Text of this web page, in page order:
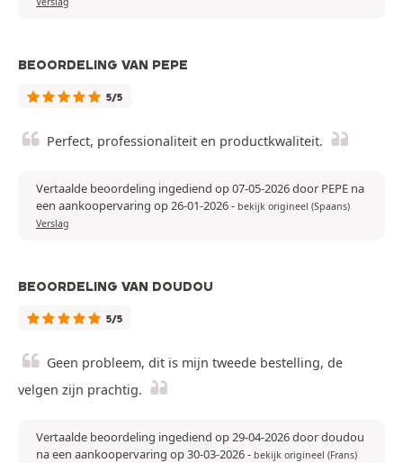
BEOORDELING VAN PEPE
5/5
Perfect, professionaliteit en productkwaliteit.
Vertaalde beoordeling ingediend op 07-05-2026 door PEPE na
een aankoopervaring op 26-01-2026- bekijk origineel (Spaans)
Verslag
BEOORDELING VAN DOUDOU
5/5
Geen probleem, dit is mijn tweede bestelling, de
velgen zijn prachtig.
Vertaalde beoordeling ingediend op 29-04-2026 door doudou
na een aankoopervaring op 30-03-2026- bekijk origineel (Frans)